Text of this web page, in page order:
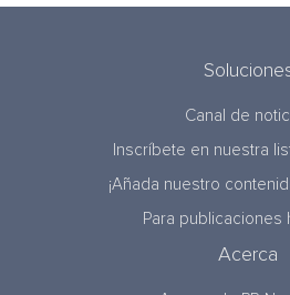
Canal de
Inscríbete en nuestra
¡Añada nuestro
Para publicaciones
Acerca